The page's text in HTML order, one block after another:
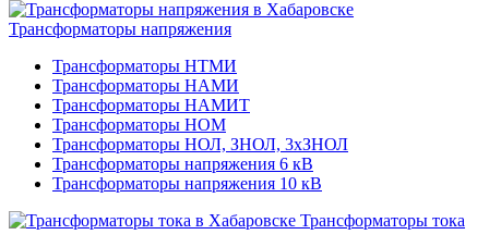
Трансформаторы напряжения
Трансформаторы НТМИ
Трансформаторы НАМИ
Трансформаторы НАМИТ
Трансформаторы НОМ
Трансформаторы НОЛ, ЗНОЛ, 3хЗНОЛ
Трансформаторы напряжения 6 кВ
Трансформаторы напряжения 10 кВ
Трансформаторы тока